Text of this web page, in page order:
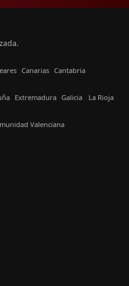
Canarias Cantabria
Extremadura Galicia La Rioja
Valenciana